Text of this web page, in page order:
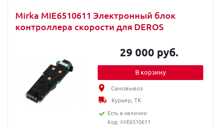
Mirka MIE6510611 Электронный блок
контроллера скорости для DEROS
29 000 руб.
В корзину
Самовывоз
Курьер, ТК
Есть в наличии
Код: MIE6510611